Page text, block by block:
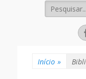
Pesquisar
por:
Início »